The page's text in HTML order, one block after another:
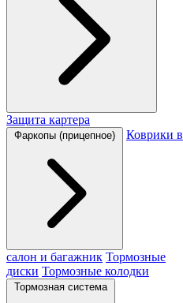
Защита картера
Фаркопы (прицепное) Коврики в
салон и багажник Тормозные
диски Тормозные колодки
Тормозная система